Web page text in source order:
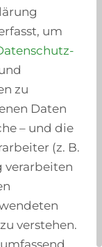
um
zu
Daten
– und die
(z. B.
verarbeiten
verstehen.